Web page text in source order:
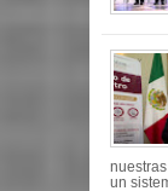
un